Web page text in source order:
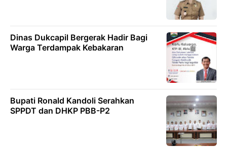
Dinas Dukcapil Bergerak Hadir Bagi
Warga Terdampak Kebakaran
Bupati Ronald Kandoli Serahkan
SPPDT dan DHKP PBB-P2